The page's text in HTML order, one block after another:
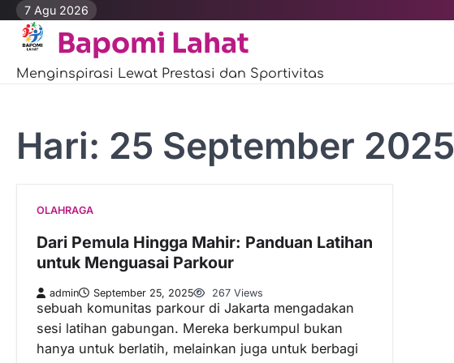
Skip
content
7 Agu 2026
Bapomi Lahat
Menginspirasi Lewat Prestasi dan Sportivitas
Hari: 25 September 2025
OLAHRAGA
Dari Pemula Hingga Mahir: Panduan Latihan
untuk Menguasai Parkour
admin September 25, 2025 267 Views
sebuah komunitas parkour di Jakarta mengadakan
sesi latihan gabungan. Mereka berkumpul bukan
hanya untuk berlatih, melainkan juga untuk berbagi